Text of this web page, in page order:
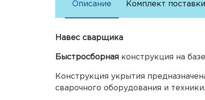
Описание Комплект поставки
Навес сварщика
Быстросборная конструкция на
Конструкция укрытия
сварочного оборудования и